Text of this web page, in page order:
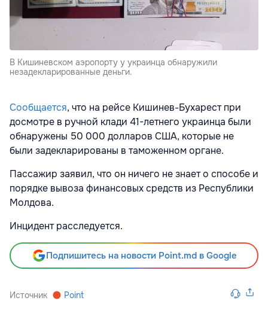
В Кишиневском аэропорту у украинца обнаружили
незадекларированные деньги.
Сообщается, что на рейсе Кишинев-Бухарест при
досмотре в ручной клади 41-летнего украинца были
обнаружены 50 000 долларов США, которые не
были задекларированы в таможенном органе.
Пассажир заявил, что он ничего не знает о способе и
порядке вывоза финансовых средств из Республики
Молдова.
Инцидент расследуется.
Подпишитесь на новости Point.md в Google
Источник Point